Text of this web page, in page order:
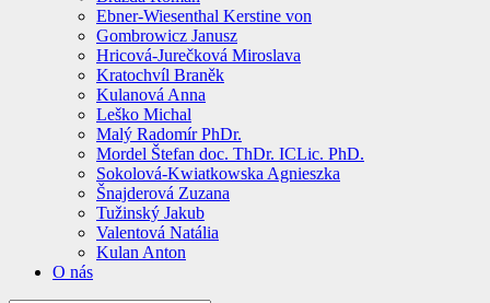
Ebner-Wiesenthal Kerstine von
Gombrowicz Janusz
Hricová-Jurečková Miroslava
Kratochvíl Braněk
Kulanová Anna
Leško Michal
Malý Radomír PhDr.
Mordel Štefan doc. ThDr. ICLic. PhD.
Sokolová-Kwiatkowska Agnieszka
Šnajderová Zuzana
Tužinský Jakub
Valentová Natália
Kulan Anton
O nás